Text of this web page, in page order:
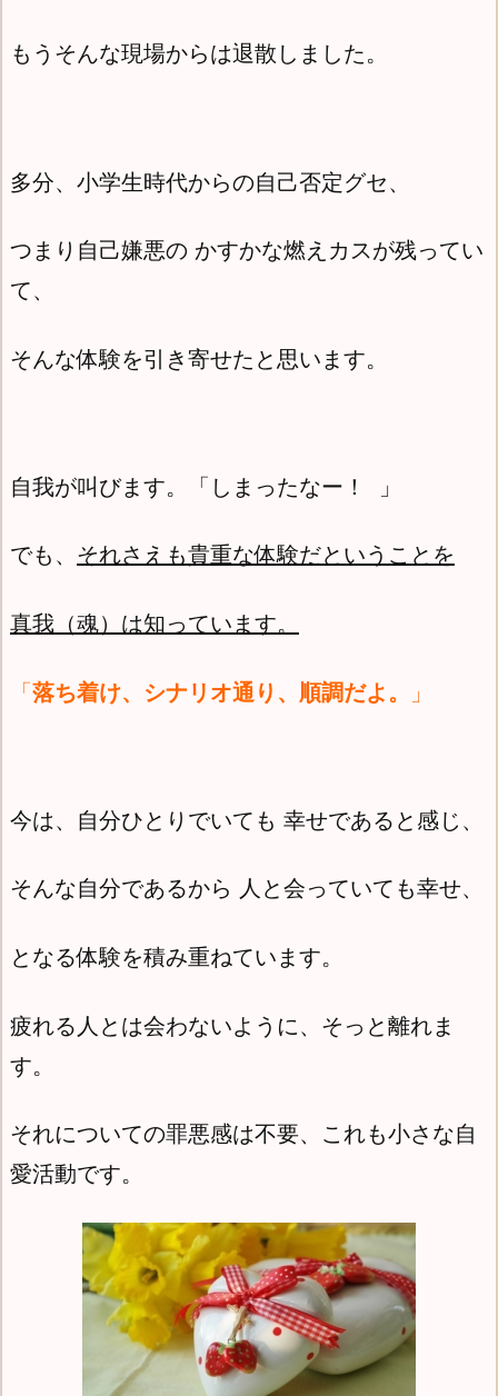
もうそんな現場からは退散しました。
多分、小学生時代からの自己否定グセ、
つまり自己嫌悪の かすかな燃えカスが残ってい
て、
そんな体験を引き寄せたと思います。
自我が叫びます。「しまったなー！ 」
でも、 それさえも貴重な体験だということを
真我（魂）は知っています。
「落ち着け、シナリオ通り、順調だよ。 」
今は、自分ひとりでいても 幸せであると感じ、
そんな自分であるから 人と会っていても幸せ、
となる体験を積み重ねています。
疲れる人とは会わないように、そっと離れま
す。
それについての罪悪感は不要、これも小さな自
愛活動です。